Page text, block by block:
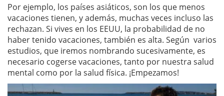
Por ejemplo, los países asiáticos, son los que menos
vacaciones tienen, y además, muchas veces incluso las
rechazan. Si vives en los EEUU, la probabilidad de no
haber tenido vacaciones, también es alta. Según varios
estudios, que iremos nombrando sucesivamente, es
necesario cogerse vacaciones, tanto por nuestra salud
mental como por la salud física. ¡Empezamos!